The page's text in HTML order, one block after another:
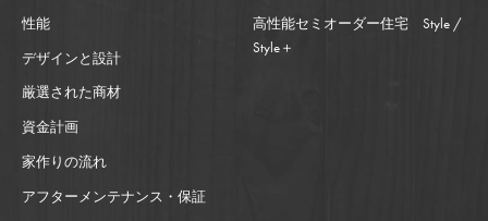
性能
デザインと設計
厳選された商材
資金計画
家作りの流れ
アフターメンテナンス・保証
高性能セミオーダー住宅 Style /
Style＋